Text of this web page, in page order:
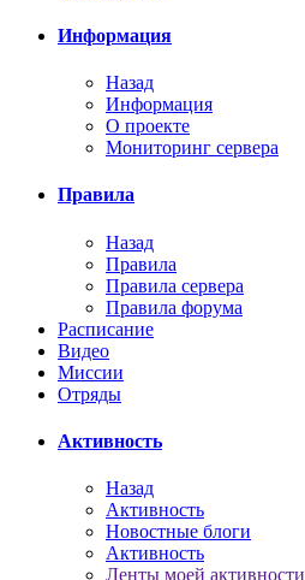
Информация
Назад
Информация
О проекте
Мониторинг сервера
Правила
Назад
Правила
Правила сервера
Правила форума
Расписание
Видео
Миссии
Отряды
Активность
Назад
Активность
Новостные блоги
Активность
Ленты моей активности